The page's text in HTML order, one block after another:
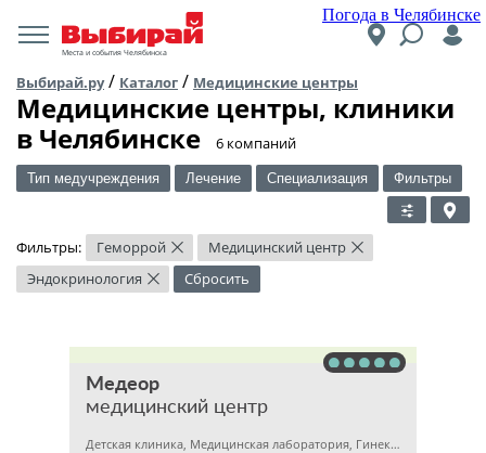
Погода в Челябинске
Места и события Челябинска
Выбирай.ру/ Каталог / Медицинские центры
Медицинские центры, клиники
в Челябинске
​6 компаний
Тип медучреждения Лечение Специализация Фильтры
Фильтры: Геморрой × Медицинский центр ×
Эндокринология × Сбросить
Медеор
медицинский центр
Детская клиника, Медицинская лаборатория, Гинекология